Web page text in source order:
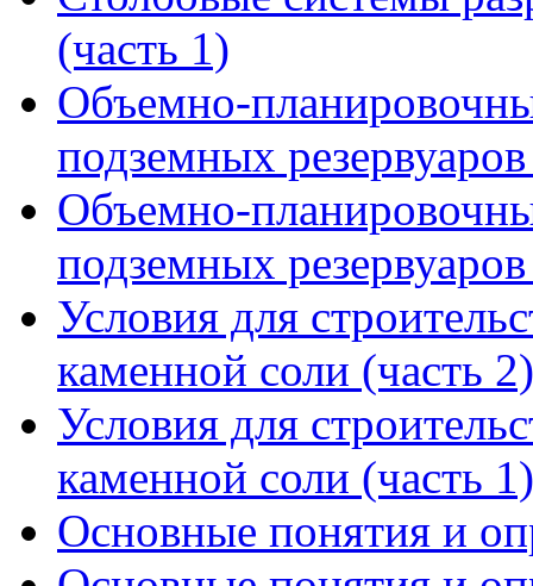
(часть 1)
Объемно-
подземных
Объемно-
подземных
Условия для
каменной соли (часть 2)
Условия для
каменной соли (часть 1)
Основные понятия и